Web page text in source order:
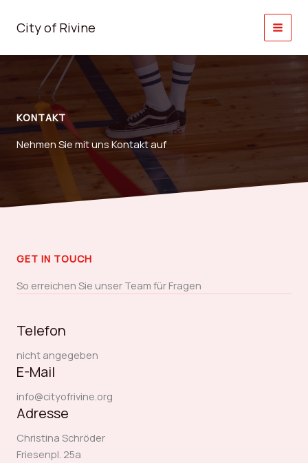
InhaltCity of Rivine
KONTAKT
Nehmen Sie mit uns Kontakt auf
GET IN TOUCH
So erreichen Sie unser Team für Fragen
Telefon
nicht angegeben
E-Mail
info@cityofrivine.org
Adresse
Christina Schröder
Friesenpl. 25a